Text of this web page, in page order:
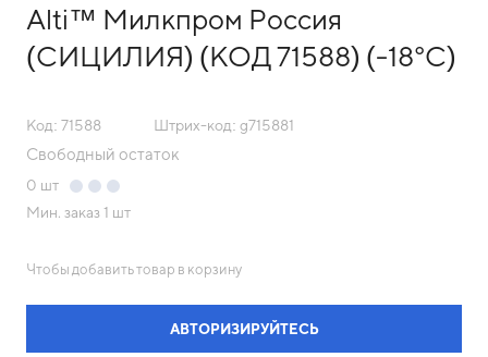
Alti™ Милкпром Россия
(СИЦИЛИЯ) (КОД 71588) (-18°С)
Код: 71588 Штрих-код: g715881
Свободный остаток
0 шт
Мин. заказ 1 шт
Чтобы добавить товар в корзину
АВТОРИЗИРУЙТЕСЬ